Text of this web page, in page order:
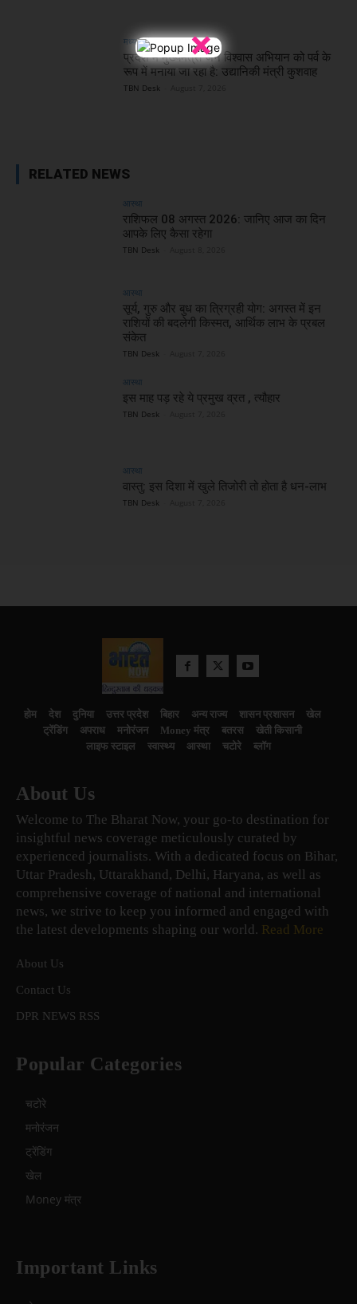
×
मध्य प्रदेश
प्रदेश में मुख्यमंत्री जन विश्वास अभियान को पर्व के
रूप में मनाया जा रहा है: उद्यानिकी मंत्री कुशवाह
TBN Desk
RELATED NEWS
आस्था
राशिफल 08 अगस्त 2026: जानिए आज का दिन
आपके लिए कैसा रहेगा
TBN Desk
आस्था
सूर्य, गुरु और बुध का त्रिग्रही योग: अगस्त में इन
राशियों की बदलेगी किस्मत, आर्थिक लाभ के प्रबल
संकेत
TBN Desk
आस्था
इस माह पड़ रहे ये प्रमुख व्रत , त्यौहार
TBN Desk
आस्था
वास्तु: इस दिशा में खुले तिजोरी तो होता है धन-लाभ
TBN Desk
होम देश दुनिया उत्तर प्रदेश बिहार अन्य राज्य शासन प्रशासन
खेल
ट्रेंडिंग
अपराध मनोरंजन Money मंत्र बतरस
खेती किसानी
लाइफ स्टाइल
स्वास्थ्य आस्था चटोरे ब्लॉग
About Us
Welcome to The Bharat Now, your go-to destination for
insightful news coverage meticulously curated by
experienced journalists. With a dedicated focus on Bihar,
Uttar Pradesh, Uttarakhand, Delhi, Haryana, as well as
comprehensive coverage of national and international
news, we strive to keep you informed and engaged with
the latest developments shaping our world. Read More
About Us
Contact Us
DPR NEWS RSS
Popular Categories
चटोरे
मनोरंजन
ट्रेंडिंग
खेल
Money मंत्र
Important Links